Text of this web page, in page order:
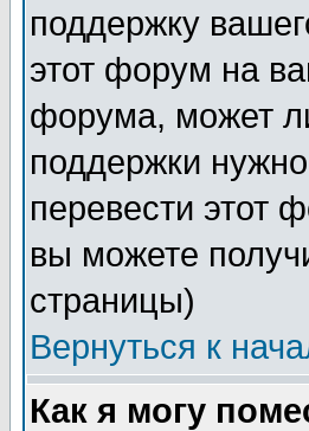
поддержку
этот форум на
форума, может
поддержки
перевести этот
вы можете
страницы)
Вернуться к
Как я могу